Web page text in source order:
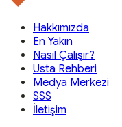
Hakkımızda
En Yakın
Nasıl Çalışır?
Usta Rehberi
Medya Merkezi
SSS
İletişim